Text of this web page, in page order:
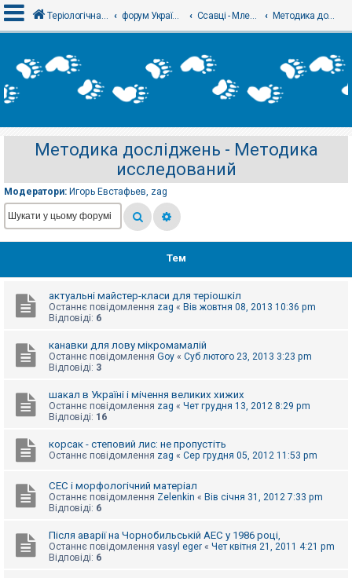
х
і
с
р
а
ц
і
Т
м
б
д
о
е
в
Теріологічна школа форум Українського теріологічного товариства Ссавці - Млекопитающие Методика досліджень - Методика исследований
Методика досліджень - Методика
исследований
Модератори: Игорь Евстафьев, zag
Тем
актуальні майстер-класи для теріошкіл
Останнє повідомлення zag « Вів жовтня 08, 2013 10:36 pm
Відповіді: 6
канавки для лову мікромамалій
Останнє повідомлення Goy « Суб лютого 23, 2013 3:23 pm
Відповіді: 3
шакал в Україні і мічення великих хижих
Останнє повідомлення zag « Чет грудня 13, 2012 8:29 pm
Відповіді: 16
корсак - степовий лис: не пропустіть
Останнє повідомлення zag « Сер грудня 05, 2012 11:53 pm
СЕС і морфологічний матеріал
Останнє повідомлення Zelenkin « Вів січня 31, 2012 7:33 pm
Відповіді: 6
Після аварії на Чорнобильській АЕС у 1986 році,
Останнє повідомлення vasyl eger « Чет квітня 21, 2011 4:21 pm
Відповіді: 6